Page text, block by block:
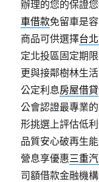
辦理的您的保證
車借款免留車是
商品可供選擇台
定北投區固定期
更與接鄰樹林生
公定利息房屋借貸
公會認證最專業
形挑選上評估低
品質安心破再生
營息享優惠三重
司額借款金融機